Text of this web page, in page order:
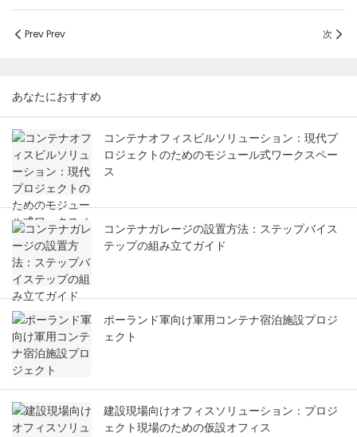
Prev Prev 次
あなたにおすすめ
コンテナオフィスビルソリューション：現代プ
ロジェクトのためのモジュール式ワークスペー
ス
コンテナガレージの設置方法：ステップバイス
テップの組み立てガイド
ポーランド軍向け軍用コンテナ宿泊施設プロジ
ェクト
建設現場向けオフィスソリューション：プロジ
ェクト現場のための仮設オフィス